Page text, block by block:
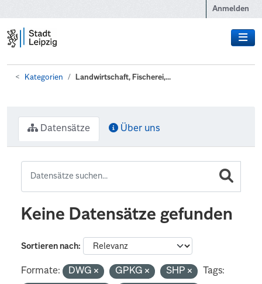
Anmelden
Kategorien Landwirtschaft, Fischerei,...
Datensätze Über uns
Keine Datensätze gefunden
Sortieren nach
Formate: DWG GPKG SHP
Tags: